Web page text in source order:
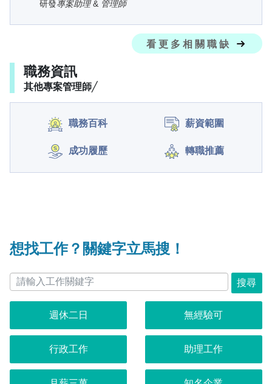
研發專案助理& 管理師
看更多相關職缺
職務資訊
其他專案管理師╱
職務百科 薪資範圍
成功履歷 轉職推薦
想找工作？關鍵字立馬搜！
搜尋
週休二日 無經驗可
行政工作 助理工作